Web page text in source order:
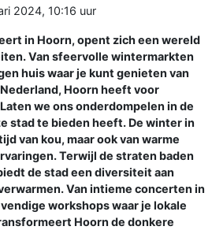
2024, 10:16 uur
in Hoorn, opent zich een wereld
Van sfeervolle wintermarkten
huis waar je kunt genieten van
Hoorn heeft voor
we ons onderdompelen in de
stad te bieden heeft. De winter in
van kou, maar ook van warme
Terwijl de straten baden
de stad een diversiteit aan
Van intieme concerten in
workshops waar je lokale
Hoorn de donkere